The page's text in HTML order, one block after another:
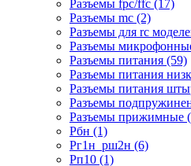
Разъемы fpc/ffc (17)
Разъемы mc (2)
Разъемы для rc
Разъемы
Разъемы питания (59)
Разъемы питания
Разъемы питания
Разъемы
Разъемы прижимные
Рбн (1)
Рг1н_рш2н (6)
Рп10 (1)